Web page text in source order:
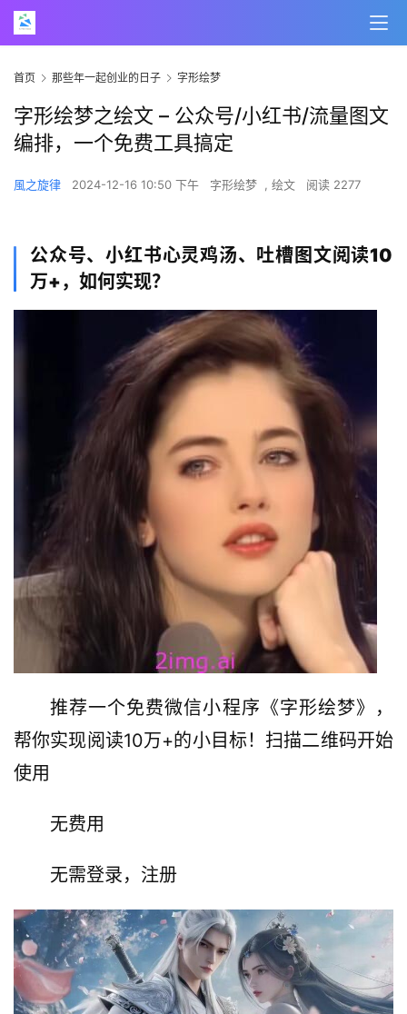
首页 那些年一起创业的日子 字形绘梦
字形绘梦之绘文 – 公众号/小红书/流量图文
编排，一个免费工具搞定
風之旋律 2024-12-16 10:50 下午 字形绘梦 , 绘文 阅读 2277
公众号、小红书心灵鸡汤、吐槽图文阅读10
万+，如何实现？
推荐一个免费微信小程序《字形绘梦》，
帮你实现阅读10万+的小目标！扫描二维码开始
使用
无费用
无需登录，注册